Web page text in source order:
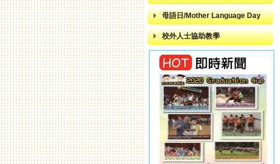
母語日/Mother Language Day
校外人士協助教學